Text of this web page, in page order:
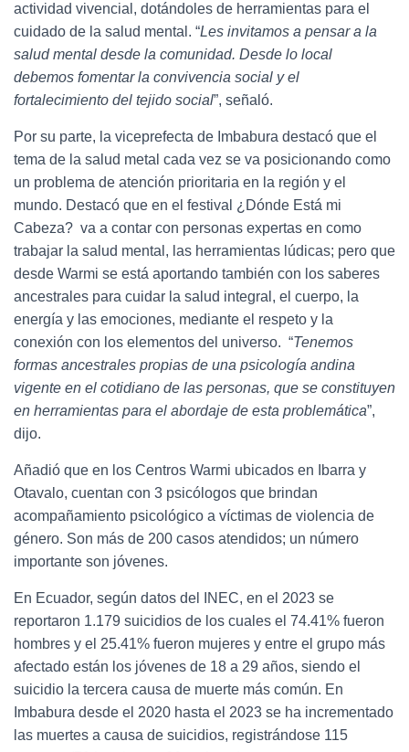
actividad vivencial, dotándoles de herramientas para el
cuidado de la salud mental. “Les invitamos a pensar a la
salud mental desde la comunidad. Desde lo local
debemos fomentar la convivencia social y el
fortalecimiento del tejido social”, señaló.
Por su parte, la viceprefecta de Imbabura destacó que el
tema de la salud metal cada vez se va posicionando como
un problema de atención prioritaria en la región y el
mundo. Destacó que en el festival ¿Dónde Está mi
Cabeza? va a contar con personas expertas en como
trabajar la salud mental, las herramientas lúdicas; pero que
desde Warmi se está aportando también con los saberes
ancestrales para cuidar la salud integral, el cuerpo, la
energía y las emociones, mediante el respeto y la
conexión con los elementos del universo. “Tenemos
formas ancestrales propias de una psicología andina
vigente en el cotidiano de las personas, que se constituyen
en herramientas para el abordaje de esta problemática”,
dijo.
Añadió que en los Centros Warmi ubicados en Ibarra y
Otavalo, cuentan con 3 psicólogos que brindan
acompañamiento psicológico a víctimas de violencia de
género. Son más de 200 casos atendidos; un número
importante son jóvenes.
En Ecuador, según datos del INEC, en el 2023 se
reportaron 1.179 suicidios de los cuales el 74.41% fueron
hombres y el 25.41% fueron mujeres y entre el grupo más
afectado están los jóvenes de 18 a 29 años, siendo el
suicidio la tercera causa de muerte más común. En
Imbabura desde el 2020 hasta el 2023 se ha incrementado
las muertes a causa de suicidios, registrándose 115